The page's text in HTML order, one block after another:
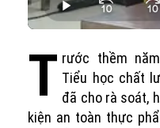
Play
T rước thềm
Tiểu học chất
đã cho rà soát,
kiện an toàn thực